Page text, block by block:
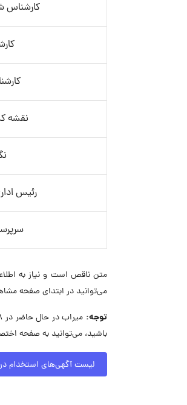
کارشناس
نقشه
رئیس
متن ناقص است و نیاز به
می‌توانید در ابتدای صفحه
توجه:
باشید، می‌توانید به صفحه
لیست آگهی‌های استخدام